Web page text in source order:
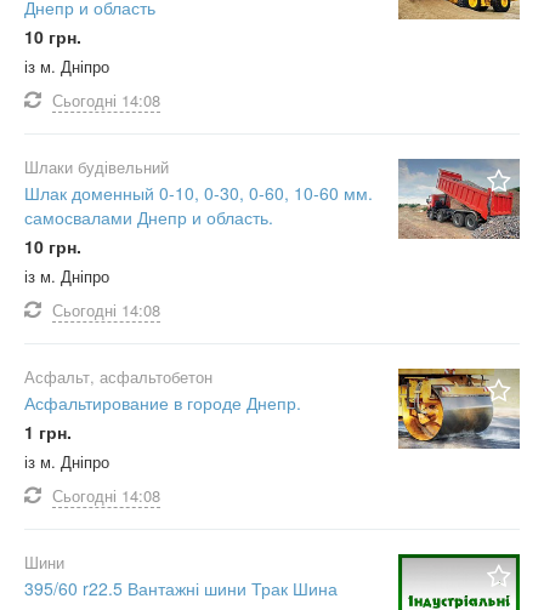
Днепр и область
10 грн.
із м. Дніпро
Сьогодні 14:08
Шлаки будівельний
Шлак доменный 0-10, 0-30, 0-60, 10-60 мм.
самосвалами Днепр и область.
10 грн.
із м. Дніпро
Сьогодні 14:08
Асфальт, асфальтобетон
Асфальтирование в городе Днепр.
1 грн.
із м. Дніпро
Сьогодні 14:08
Шини
395/60 r22.5 Вантажні шини Трак Шина